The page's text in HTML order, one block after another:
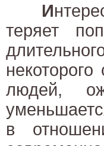
И
теряет
людей,
в